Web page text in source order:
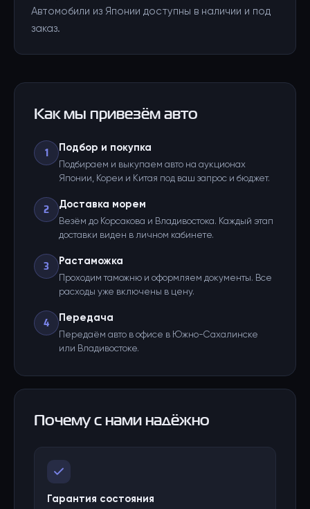
Автомобили из Японии доступны в наличии и под
заказ.
Как мы привезём авто
1 Подбор и покупка
Подбираем и выкупаем авто на аукционах
Японии, Кореи и Китая под ваш запрос и бюджет.
2 Доставка морем
Везём до Корсакова и Владивостока. Каждый этап
доставки виден в личном кабинете.
3 Растаможка
Проходим таможню и оформляем документы. Все
расходы уже включены в цену.
4 Передача
Передаём авто в офисе в Южно-Сахалинске
или Владивостоке.
Почему с нами надёжно
Гарантия состояния